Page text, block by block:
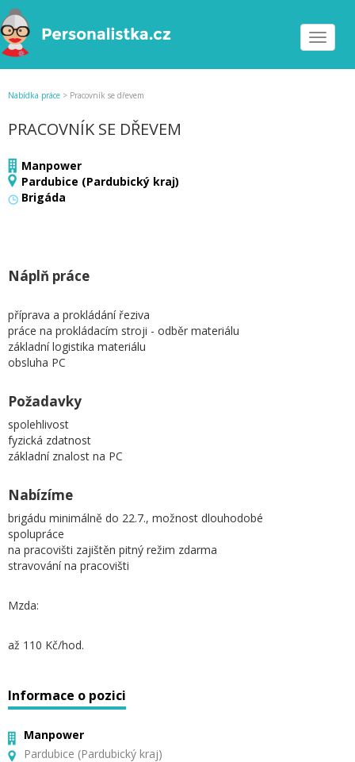
Toggle
Nabídka práce > Pracovník se dřevem
PRACOVNÍK SE DŘEVEM
Manpower
Pardubice (Pardubický kraj)
Brigáda
Náplň práce
příprava a prokládání řeziva
práce na prokládacím stroji - odběr materiálu
základní logistika materiálu
obsluha PC
Požadavky
spolehlivost
fyzická zdatnost
základní znalost na PC
Nabízíme
brigádu minimálně do 22.7., možnost dlouhodobé
spolupráce
na pracovišti zajištěn pitný režim zdarma
stravování na pracovišti
Mzda:
až 110 Kč/hod.
Informace o pozici
Manpower
Pardubice (Pardubický kraj)